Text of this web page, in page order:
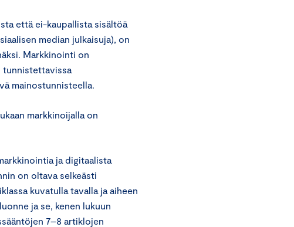
että ei-kaupallista sisältöä
median julkaisuja), on
Markkinointi on
tunnistettavissa
mainostunnisteella.
markkinoijalla on
ja digitaalista
on oltava selkeästi
kuvatulla tavalla ja aiheen
ja se, kenen lukuun
7–8 artiklojen